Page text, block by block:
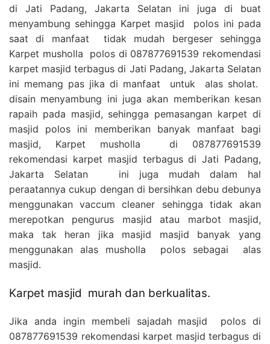
di Jati Padang, Jakarta Selatan ini juga di buat
menyambung sehingga Karpet masjid polos ini pada
saat di manfaat tidak mudah bergeser sehingga
Karpet musholla polos di 087877691539 rekomendasi
karpet masjid terbagus di Jati Padang, Jakarta Selatan
ini memang pas jika di manfaat untuk alas sholat.
disain menyambung ini juga akan memberikan kesan
rapaih pada masjid, sehingga pemasangan karpet di
masjid polos ini memberikan banyak manfaat bagi
masjid, Karpet musholla di 087877691539
rekomendasi karpet masjid terbagus di Jati Padang,
Jakarta Selatan ini juga mudah dalam hal
peraatannya cukup dengan di bersihkan debu debunya
menggunakan vaccum cleaner sehingga tidak akan
merepotkan pengurus masjid atau marbot masjid,
maka tak heran jika masjid masjid banyak yang
menggunakan alas musholla polos sebagai alas
masjid.
Karpet masjid murah dan berkualitas.
Jika anda ingin membeli sajadah masjid polos di
087877691539 rekomendasi karpet masjid terbagus di